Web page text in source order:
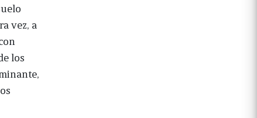
vez, a
los